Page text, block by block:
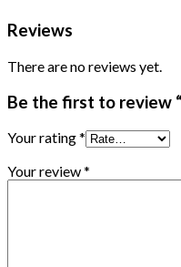
Reviews
There are no reviews yet.
Be the first to review
Your rating*
Your review*